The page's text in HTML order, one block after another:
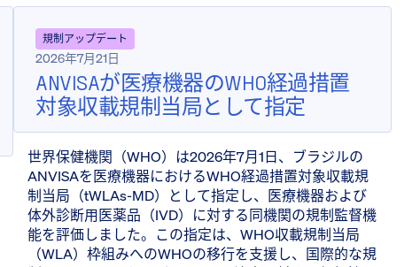
規制アップデート
2026年7月21日
ANVISAが医療機器のWHO経過措置
対象収載規制当局として指定
世界保健機関（WHO）は2026年7月1日、ブラジルの
ANVISAを医療機器におけるWHO経過措置対象収載規
制当局（tWLAs-MD）として指定し、医療機器および
体外診断用医薬品（IVD）に対する同機関の規制監督機
能を評価しました。この指定は、WHO収載規制当局
（WLA）枠組みへのWHOの移行を支援し、国際的な規